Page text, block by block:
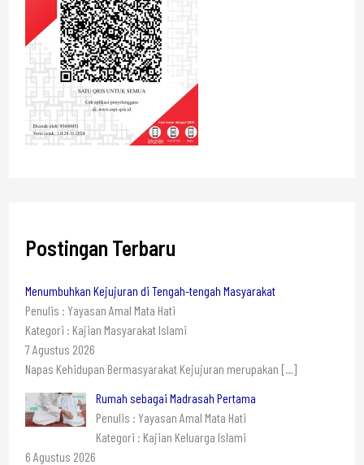
Postingan Terbaru
Menumbuhkan Kejujuran di Tengah-tengah Masyarakat
Penulis : Yayasan Amal Mata Hati
Kategori : Kajian Masyarakat Islami
7 Agustus 2026
Napas Kehidupan Bermasyarakat Kejujuran merupakan […]
Rumah sebagai Madrasah Pertama
Penulis : Yayasan Amal Mata Hati
Kategori : Kajian Keluarga Islami
6 Agustus 2026